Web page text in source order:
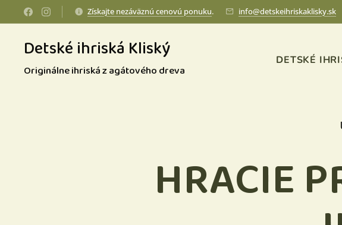
Získajte nezáväznú cenovú ponuku. info@detskeihriskaklisky.sk
Detské ihriská Kliský
Originálne ihriská z agátového dreva
DETSKÉ
HRACIE